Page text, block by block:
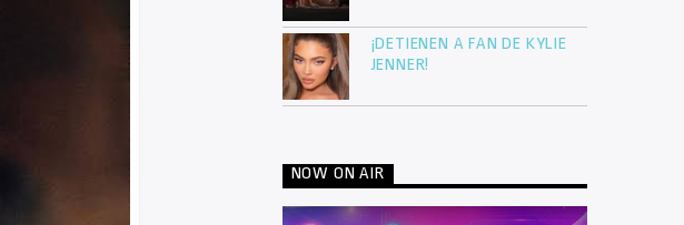
¡DETIENEN A FAN DE KYLIE
JENNER!
NOW ON AIR